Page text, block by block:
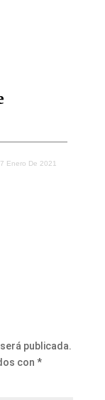
Enero De 2021
publicada.
con *